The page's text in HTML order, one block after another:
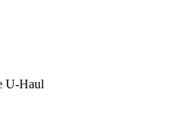
U-Haul